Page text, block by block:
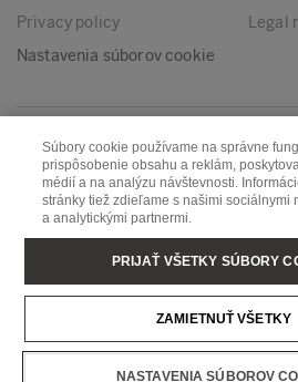
Privacy policy
Legal
Nastavenia súborov cookie
Nasleduj nás
LinkedIn
Metsä
Metsä Forest
Metsä
Metsä
Súbory cookie používame na správne
prispôsobenie obsahu a reklám,
médií a na analýzu návštevnosti.
stránky tiež zdieľame s našimi sociálnymi
a analytickými partnermi.
NASTAVENIA SÚBOROV
ZAMIETNUŤ VŠETKY
PRIJAŤ VŠETKY SÚBORY